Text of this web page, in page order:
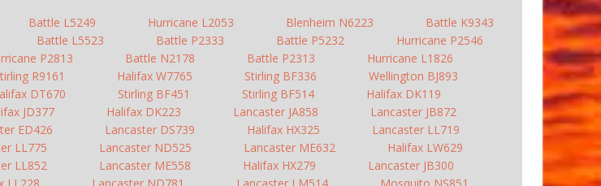
Battle L5249 Hurricane L2053 Blenheim N6223
Battle K9343
Battle L5523 Battle P2333 Battle P5232
Hurricane P2546
P2813 Battle N2178 Battle P2313
Hurricane L1826
R9161 Halifax W7765 Stirling BF336
Wellington BJ893
DT670 Stirling BF451 Stirling BF514
Halifax DK119
JD377 Halifax DK223 Lancaster JA858
Lancaster JB872
ED426 Lancaster DS739 Halifax HX325
Lancaster LL719
LL775 Lancaster ND525 Lancaster ME632
Halifax LW629
LL852 Lancaster ME558 Halifax HX279
Lancaster JB300